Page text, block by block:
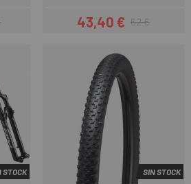
Precio
43,40 €Precio regular
62 €
STOCK SIN STOCK